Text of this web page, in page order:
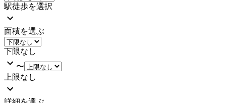
駅徒歩を選択
面積を選ぶ
下限なし
〜
上限なし